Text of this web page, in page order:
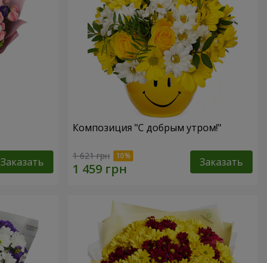
Заказать
Композиция "С добрым утром!"
1 621 грн Заказать